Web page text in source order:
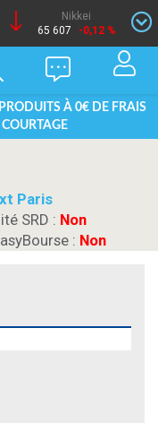
Nikkei
65 607
-0,12 %
À 0€ DE FRAIS
COURTAGE
Paris
SRD : Non
: Non